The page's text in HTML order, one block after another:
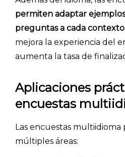
permiten adaptar
preguntas a cada
mejora la experiencia del
aumenta la tasa de
Aplicaciones
encuestas
Las encuestas
múltiples áreas: